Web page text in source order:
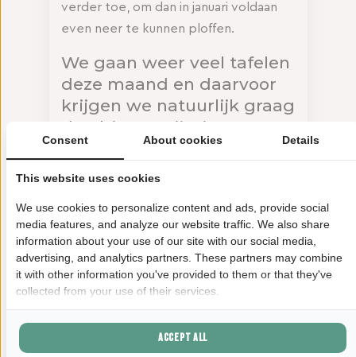
verder toe, om dan in januari voldaan
even neer te kunnen ploffen.
We gaan weer veel tafelen
deze maand en daarvoor
krijgen we natuurlijk graag
de ultieme wijntips. Wat
raad jij aan dit jaar?
Meer nog dan voorgaande jaren gaat
het om kwaliteit in plaats van
kwantiteit en Kerst is dan dé
uitgesproken gelegenheid om eens
echt uit te pakken.
Champagne: De ‘La Vigne au Roy’
vintage 2016 van Champagnehuis
Consent About cookies Details
This website uses cookies
We use cookies to personalize content and ads, provide social
media features, and analyze our website traffic. We also share
information about your use of our site with our social media,
advertising, and analytics partners. These partners may combine
it with other information you've provided to them or that they've
collected from your use of their services.
Accept all